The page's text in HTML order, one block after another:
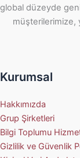
global düzeyde
müşterilerimize,
Kurumsal
Hakkımızda
Grup Şirketleri
Bilgi Toplumu
Gizlilik ve Güvenlik